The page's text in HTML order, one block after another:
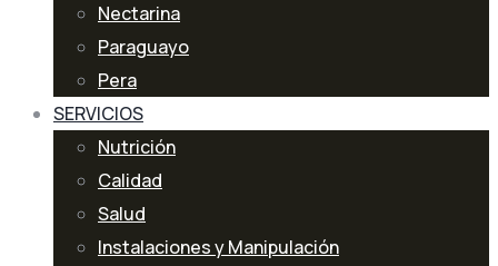
Nectarina
Paraguayo
Pera
SERVICIOS
Nutrición
Calidad
Salud
Instalaciones y Manipulación